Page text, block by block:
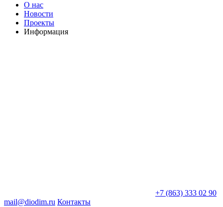
О нас
Новости
Проекты
Информация
+7 (863) 333 02 90
mail@diodim.ru Контакты